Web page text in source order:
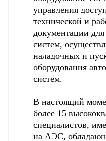
управления
технической и
документации
систем,
наладочных и
оборудования
систем.
В настоящий
более 15
специалистов,
на АЭС,